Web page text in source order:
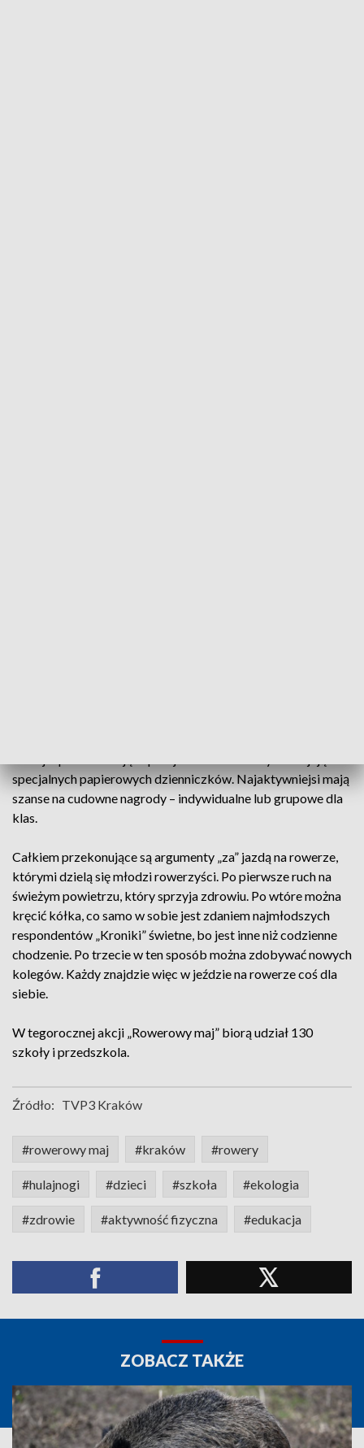
specjalnych papierowych dzienniczków. Najaktywniejsi mają
szanse na cudowne nagrody – indywidualne lub grupowe dla
klas.
Całkiem przekonujące są argumenty „za” jazdą na rowerze,
którymi dzielą się młodzi rowerzyści. Po pierwsze ruch na
świeżym powietrzu, który sprzyja zdrowiu. Po wtóre można
kręcić kółka, co samo w sobie jest zdaniem najmłodszych
respondentów „Kroniki” świetne, bo jest inne niż codzienne
chodzenie. Po trzecie w ten sposób można zdobywać nowych
kolegów. Każdy znajdzie więc w jeździe na rowerze coś dla
siebie.
W tegorocznej akcji „Rowerowy maj” biorą udział 130
szkoły i przedszkola.
Źródło: TVP3 Kraków
#rowerowy maj #kraków #rowery
#hulajnogi #dzieci #szkoła #ekologia
#zdrowie #aktywność fizyczna #edukacja
ZOBACZ TAKŻE